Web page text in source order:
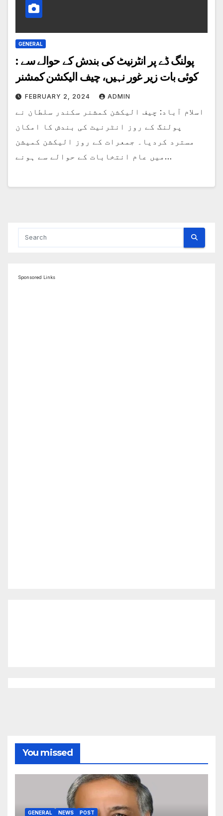
GENERAL
: پولنگ ڈے پر انٹرنیٹ کی بندش کے حوالے سے
کوئی بات زیر غور نہیں، چیف الیکشن کمشنر
FEBRUARY 2, 2024 ADMIN
اسلام آباد: چیف الیکشن کمشنر سکندر سلطان نے
پولنگ کے روز انٹرنیٹ کی بندش کا امکان
مسترد کردیا۔ جمعرات کے روز الیکشن کمیشن
میں عام انتخابات کے حوالے سے ہونے…
Sponsored Links
You missed
GENERAL NEWS POST